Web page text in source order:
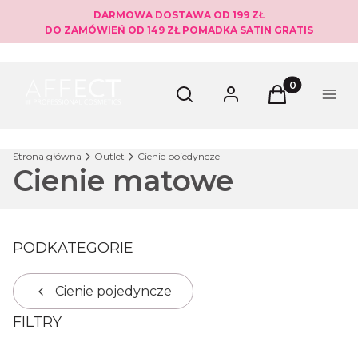
DARMOWA DOSTAWA OD 199 ZŁ
DO ZAMÓWIEŃ OD 149 ZŁ POMADKA SATIN GRATIS
Otwórz wyszukiwarkę
Szukaj Zaloguj sięProdukty w
Koszyk Menu
Strona główna Outlet Cienie pojedyncze
Cienie matowe
PODKATEGORIE
Cienie pojedyncze
FILTRY